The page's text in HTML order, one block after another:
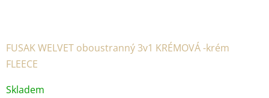
FUSAK WELVET oboustranný 3v1 KRÉMOVÁ -krém
FLEECE
Skladem